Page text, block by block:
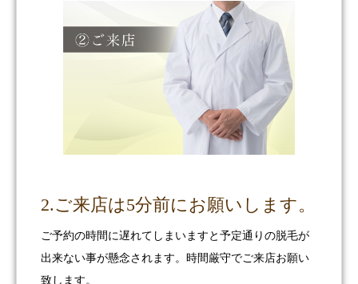
2.ご来店は5分前にお願いします。
ご予約の時間に遅れてしまいますと予定通りの脱毛が
出来ない事が懸念されます。時間厳守でご来店お願い
致します。